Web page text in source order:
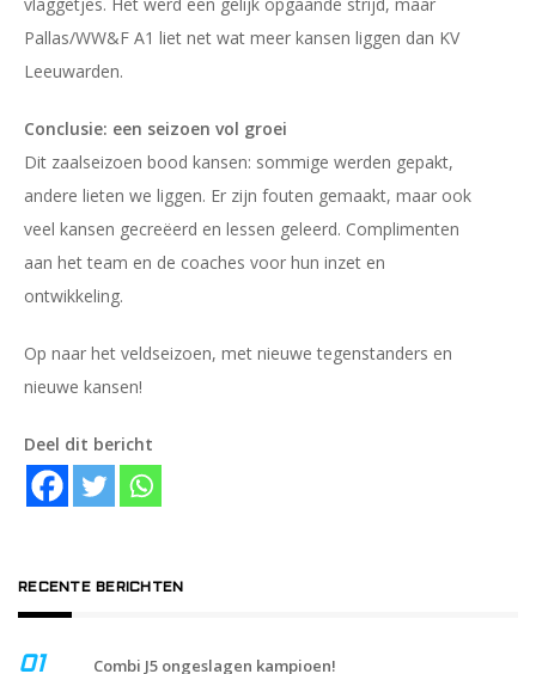
Pallas/WW&F A1 liet net wat meer kansen liggen dan KV
Leeuwarden.
Conclusie: een seizoen vol groei
Dit zaalseizoen bood kansen: sommige werden gepakt,
andere lieten we liggen. Er zijn fouten gemaakt, maar ook
veel kansen gecreëerd en lessen geleerd. Complimenten
aan het team en de coaches voor hun inzet en
ontwikkeling.
Op naar het veldseizoen, met nieuwe tegenstanders en
nieuwe kansen!
Deel dit bericht
RECENTE BERICHTEN
Combi J5 ongeslagen kampioen!